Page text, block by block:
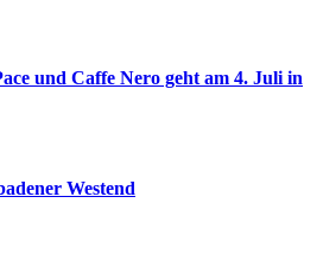
und Caffe Nero geht am 4. Juli in
Westend